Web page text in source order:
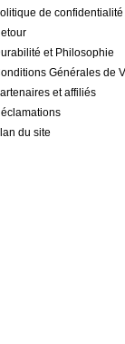
de confidentialité
et Philosophie
Générales de
et affiliés
du site